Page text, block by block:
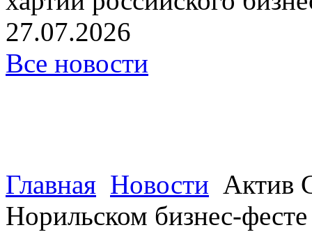
27.07.2026
Все новости
Главная Новости Актив
Норильском бизнес-